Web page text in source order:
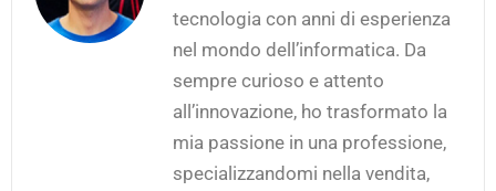
tecnologia con anni di esperienza
nel mondo dell’informatica. Da
sempre curioso e attento
all’innovazione, ho trasformato la
mia passione in una professione,
specializzandomi nella vendita,